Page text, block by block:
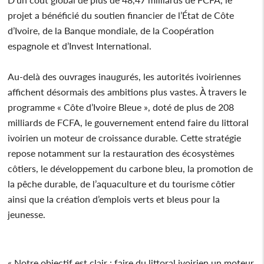
projet a bénéficié du soutien financier de l’État de Côte
d’Ivoire, de la Banque mondiale, de la Coopération
espagnole et d’Invest International.
Au-delà des ouvrages inaugurés, les autorités ivoiriennes
affichent désormais des ambitions plus vastes. À travers le
programme « Côte d’Ivoire Bleue », doté de plus de 208
milliards de FCFA, le gouvernement entend faire du littoral
ivoirien un moteur de croissance durable. Cette stratégie
repose notamment sur la restauration des écosystèmes
côtiers, le développement du carbone bleu, la promotion de
la pêche durable, de l’aquaculture et du tourisme côtier
ainsi que la création d’emplois verts et bleus pour la
jeunesse.